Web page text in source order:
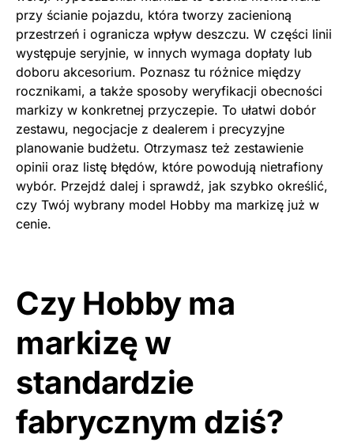
przy ścianie pojazdu, która tworzy zacienioną
przestrzeń i ogranicza wpływ deszczu. W części linii
występuje seryjnie, w innych wymaga dopłaty lub
doboru akcesorium. Poznasz tu różnice między
rocznikami, a także sposoby weryfikacji obecności
markizy w konkretnej przyczepie. To ułatwi dobór
zestawu, negocjacje z dealerem i precyzyjne
planowanie budżetu. Otrzymasz też zestawienie
opinii oraz listę błędów, które powodują nietrafiony
wybór. Przejdź dalej i sprawdź, jak szybko określić,
czy Twój wybrany model Hobby ma markizę już w
cenie.
Czy Hobby ma
markizę w
standardzie
fabrycznym dziś?